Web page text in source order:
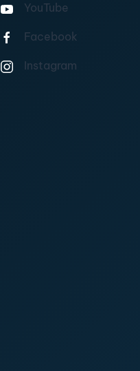
YouTube
Facebook
Instagram